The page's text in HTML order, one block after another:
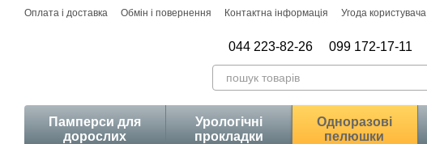
Перейти до основного контенту
Оплата і доставка Обмін і повернення Контактна інформація Угода користувача
044 223-82-26 099 172-17-11
Памперси для
дорослих
Урологічні
прокладки
Одноразові
пелюшки